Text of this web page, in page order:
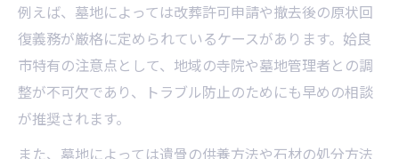
家族と寺院へ配慮した墓じまい進め方
家族の想いを尊重する墓じまいの工夫
費用負担を減らす墓じまいのポイント
墓じまい費用の内訳と節約のコツ
姶良市で費用負担を抑える方法とは
例えば、墓地によっては改葬許可申請や撤去後の原状回
復義務が厳格に定められているケースがあります。姶良
市特有の注意点として、地域の寺院や墓地管理者との調
整が不可欠であり、トラブル防止のためにも早めの相談
が推奨されます。
また、墓地によっては遺骨の供養方法や石材の処分方法